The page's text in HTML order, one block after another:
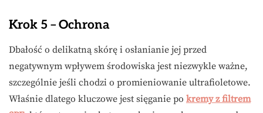
Krok 5 – Ochrona
Dbałość o delikatną skórę i osłanianie jej przed
negatywnym wpływem środowiska jest niezwykle ważne,
szczególnie jeśli chodzi o promieniowanie ultrafioletowe.
Właśnie dlatego kluczowe jest sięganie po kremy z filtrem